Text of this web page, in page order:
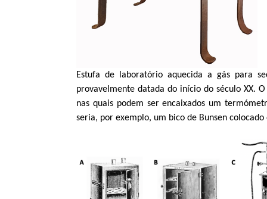
Estufa de laboratório aquecida a gás para
provavelmente datada do início do século XX.
nas quais podem ser encaixados um
seria, por exemplo, um bico de Bunsen colocado